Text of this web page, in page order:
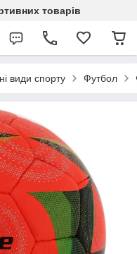
товарів
види спорту Футбол